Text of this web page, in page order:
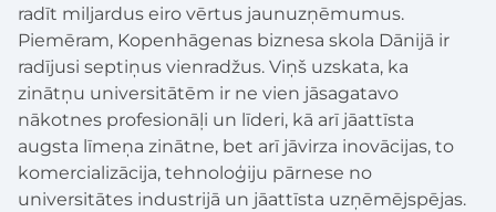
radīt miljardus eiro vērtus jaunuzņēmumus.
Piemēram, Kopenhāgenas biznesa skola Dānijā ir
radījusi septiņus vienradžus. Viņš uzskata, ka
zinātņu universitātēm ir ne vien jāsagatavo
nākotnes profesionāļi un līderi, kā arī jāattīsta
augsta līmeņa zinātne, bet arī jāvirza inovācijas, to
komercializācija, tehnoloģiju pārnese no
universitātes industrijā un jāattīsta uzņēmējspējas.